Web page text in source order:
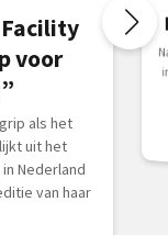
voor
als het
uit het
Nederland
van haar